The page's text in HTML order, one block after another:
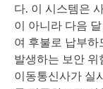
다. 이 시스템은
이 아니라 다음
여 후불로 납부하
발생하는 보안
이동통신사가 실